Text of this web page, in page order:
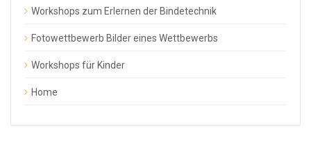
Workshops zum Erlernen der Bindetechnik
Fotowettbewerb Bilder eines Wettbewerbs
Workshops für Kinder
Home